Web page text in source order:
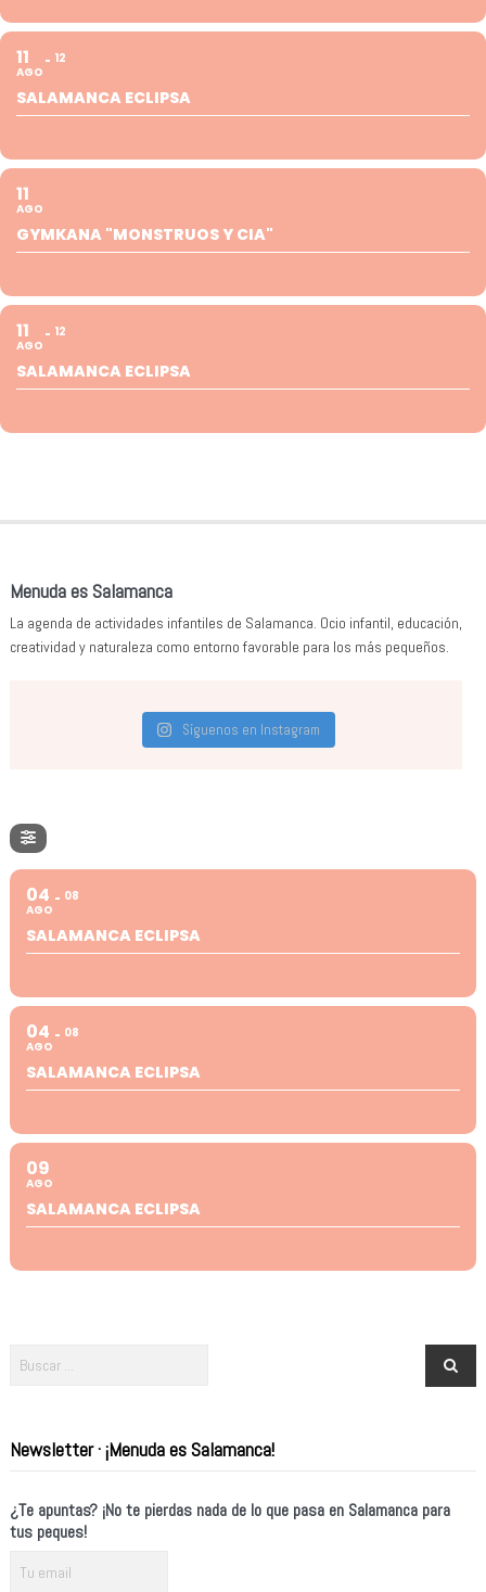
11
AGO
12
SALAMANCA ECLIPSA
11
AGO
GYMKANA "MONSTRUOS Y CIA"
11
AGO
12
SALAMANCA ECLIPSA
Menuda es Salamanca
La agenda de actividades infantiles de Salamanca. Ocio infantil, educación,
creatividad y naturaleza como entorno favorable para los más pequeños.
Síguenos en Instagram
04
AGO
08
SALAMANCA ECLIPSA
04
AGO
08
SALAMANCA ECLIPSA
09
AGO
SALAMANCA ECLIPSA
Newsletter · ¡Menuda es Salamanca!
¿Te apuntas? ¡No te pierdas nada de lo que pasa en Salamanca para
tus peques!